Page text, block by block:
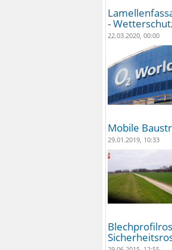
-
22.03.2020, 00:00
Mobile
29.01.2019, 10:33